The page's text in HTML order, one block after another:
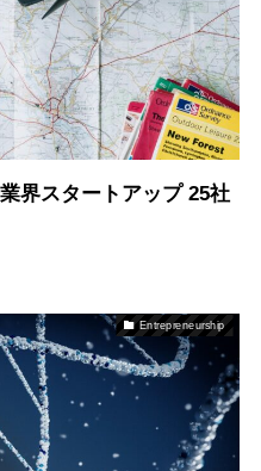
界スタートアップ 25社
Entrepreneurship